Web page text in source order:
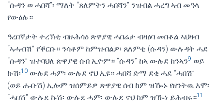
“ሱዳን ወ ሓበሻ”፡ ማለት “ጸለምትን ሓበሻን” ንዝብል ሓረግ ኣብ መዓላ
የውዕሉ።
ዓረበኛታት ተረኽቲ ብዙሕሳዕ ጽዋያዊ ሓበሬታ ብዛዕባ መበቆል ኣህዛብ
“ኣሓብሽ” የቕርቡ። ንሳቶም ከምዝብልዎ፡ ጸለምቲ (ሱዳን) ውሉዳት ሓደ
“ሱዳን” ዝተባህለ ጽዋያዊ ሰብ ኢዮም። “ሱዳን” ከኣ ውሉደ ከንኣን9 ወይ
ኩሽ፡10 ውሉደ ሓም፡ ውሉደ ኖህ ኢዩ። ሓበሻ ድማ ደቂ ሓደ “ሓበሽ”
(ወይ ሑቡሽ) ኢሎም ዝሰምይዎ ጽዋያዊ ሰብ ከም ዝዀኑ የዘንትዉ እሞ፡
“ሓበሽ” ውሉደ ኩሽ፡ ውሉደ ሓም፡ ውሉደ ኖህ ከም ዝዀነ ይሕብሩ።11